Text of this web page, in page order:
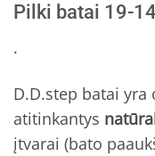
įvertinimų:
)Pilki batai 19-
.
D.D.step batai
atitinkantys
įtvarai (bato